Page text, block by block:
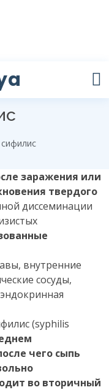
заражения или
твердого
диссеминации
внутренние
сосуды,
(syphilis
чего сыпь
во вторичный